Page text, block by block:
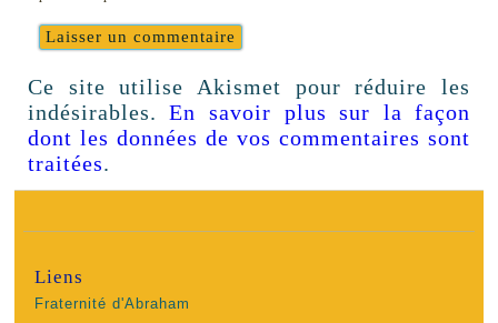
Ce site utilise Akismet pour réduire les
indésirables.En savoir plus sur la façon
dont les données de vos commentaires sont
traitées.
Liens
Fraternité d'Abraham